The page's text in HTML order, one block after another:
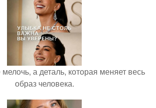
а деталь, которая меняет весь
образ человека.